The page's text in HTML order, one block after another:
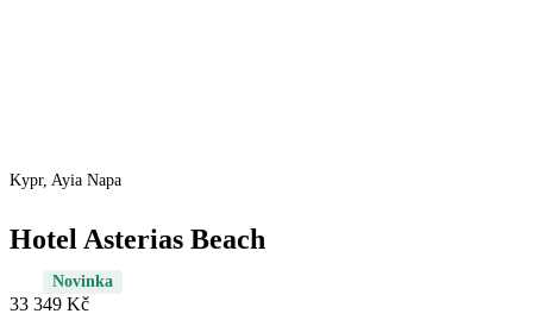
Kypr, Ayia Napa
Hotel Asterias Beach
Novinka
33 349 Kč